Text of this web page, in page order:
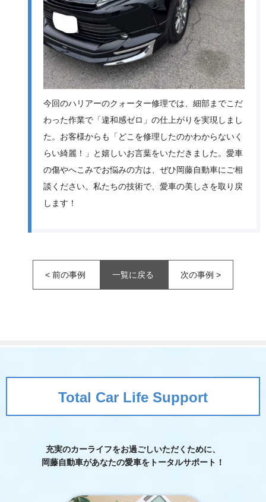
今回のハリアーのクォーター修理では、細部までこだ
わった作業で「違和感ゼロ」の仕上がりを実現しまし
た。お客様からも「どこを修理したのかわからないく
らい綺麗！」と嬉しいお言葉をいただきました。愛車
の傷やへこみでお悩みの方は、ぜひ岡藤自動車にご相
談ください。私たちの技術で、愛車の美しさを取り戻
します！
< 前の事例 一覧に戻る 次の事例 >
Total Car Life Support
充実のカーライフをお過ごしいただくために、
岡藤自動車があなたの愛車をトータルサポート！